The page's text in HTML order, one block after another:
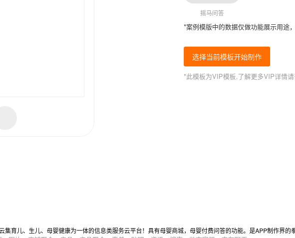
摇马问答
*案例模版中的数据仅做功能展示用途
选择当前模板开始制作
*此模板为VIP模板,了解更多VIP详情
育儿、生儿、母婴健康为一体的信息类服务云平台！具有母婴商城，母婴付费问答的功能。是APP制作界的